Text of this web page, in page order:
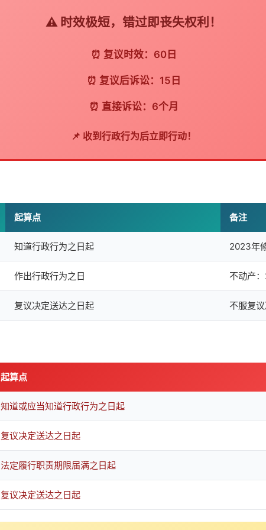
⚠️ 时效极短，错过即丧失权利！
复议时效：60日
复议后诉讼：15日
直接诉讼：6个月
📌 收到行政行为后立即行动！
起算点 备注
知道行政行为之日起 2023年
作出行政行为之日 不动产
复议决定送达之日起 不服复
起算点
知道或应当知道行政行为之日起
复议决定送达之日起
法定履行职责期限届满之日起
复议决定送达之日起